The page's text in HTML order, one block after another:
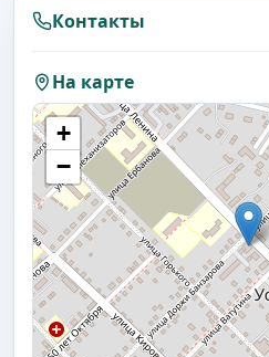
Контакты
На карте
+
−